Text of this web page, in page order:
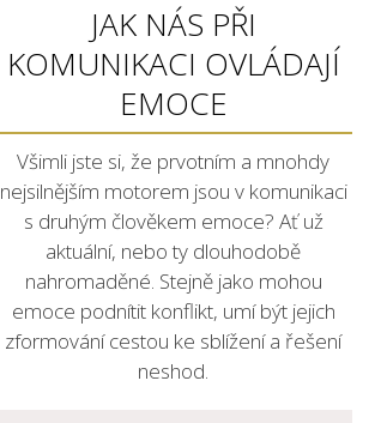
JAK NÁS PŘI
KOMUNIKACI OVLÁDAJÍ
EMOCE
Všimli jste si, že prvotním a mnohdy
nejsilnějším motorem jsou v komunikaci
s druhým člověkem emoce? Ať už
aktuální, nebo ty dlouhodobě
nahromaděné. Stejně jako mohou
emoce podnítit konflikt, umí být jejich
zformování cestou ke sblížení a řešení
neshod.